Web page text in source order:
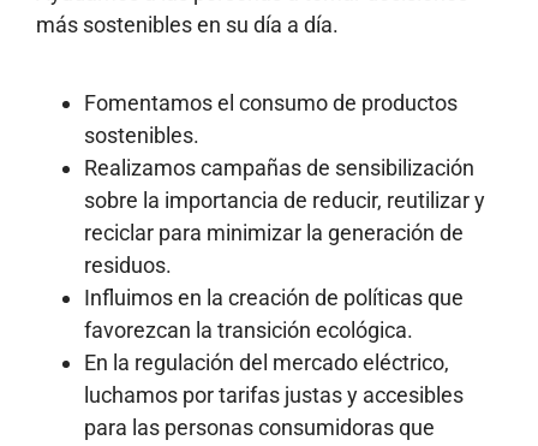
más sostenibles en su día a día.
Fomentamos el consumo de productos
sostenibles.
Realizamos campañas de sensibilización
sobre la importancia de reducir, reutilizar y
reciclar para minimizar la generación de
residuos.
Influimos en la creación de políticas que
favorezcan la transición ecológica.
En la regulación del mercado eléctrico,
luchamos por tarifas justas y accesibles
para las personas consumidoras que